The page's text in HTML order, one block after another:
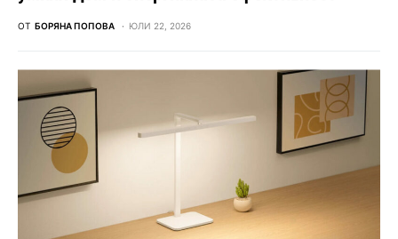
ОТ БОРЯНА ПОПОВА ЮЛИ 22, 2026